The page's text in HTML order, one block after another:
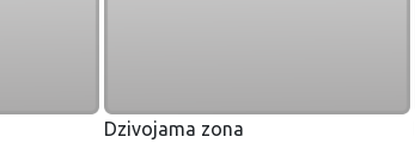
Dzivojama zona